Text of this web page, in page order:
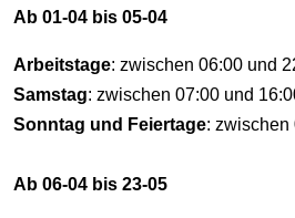
Ab 01-04 bis 05-04
Arbeitstage: zwischen 06:00 und
Samstag: zwischen 07:00 und
Sonntag und Feiertage: zwischen
Ab 06-04 bis 23-05